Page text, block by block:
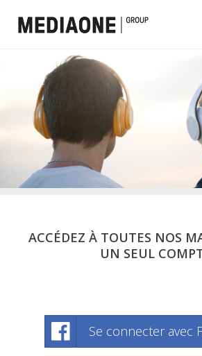
ACCÉDEZ À TOUTES NOS
UN SEUL
Se connecter avec